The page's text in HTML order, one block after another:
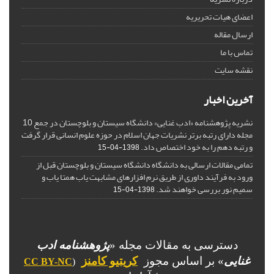
اعضای هیات تحریریه
ارسال مقاله
تماس با ما
نقشه سایت
آخرین اخبار
نشریه پژوهشنامه «ادب غنایی» دانشگاه سیستان و بلوچستان در جمع 10
مجله دارای رتبه برتر نشریات جهان اسلام در حوزه علوم انسانی قرار گرفت
و رتبه دهم را به خود اختصاص داد.1398-04-15
تمامی مقالات ارسالی به دانشگاه دانشگاه سیستان و بلوچستان قبل از
ورود به فرآیند داوری از طریق نرم افزارهای مشابهت یاب همتا یاب و
سمیم نور بررسی خواهند شد.1398-04-15
دسترسی به مقالات مجله «پژوهشنامه ادب
غنایی» بر اساس مجوزکریتیو کامنز (
CC BY-NC